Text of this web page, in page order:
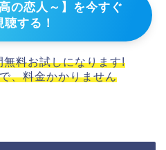
の恋人～】を今すぐ
する！
料お試しになります!
、料金かかりません